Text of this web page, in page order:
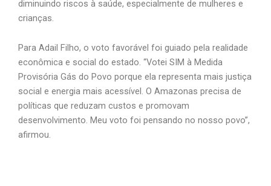
diminuindo riscos à saúde, especialmente de mulheres e
crianças.
Para Adail Filho, o voto favorável foi guiado pela realidade
econômica e social do estado. “Votei SIM à Medida
Provisória Gás do Povo porque ela representa mais justiça
social e energia mais acessível. O Amazonas precisa de
políticas que reduzam custos e promovam
desenvolvimento. Meu voto foi pensando no nosso povo”,
afirmou.